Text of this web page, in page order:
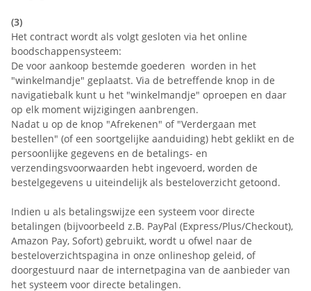
(3)
Het contract wordt als volgt gesloten via het online
boodschappensysteem:
De voor aankoop bestemde goederen worden in het
"winkelmandje" geplaatst. Via de betreffende knop in de
navigatiebalk kunt u het "winkelmandje" oproepen en daar
op elk moment wijzigingen aanbrengen.
Nadat u op de knop "Afrekenen" of "Verdergaan met
bestellen" (of een soortgelijke aanduiding) hebt geklikt en de
persoonlijke gegevens en de betalings- en
verzendingsvoorwaarden hebt ingevoerd, worden de
bestelgegevens u uiteindelijk als besteloverzicht getoond.
Indien u als betalingswijze een systeem voor directe
betalingen (bijvoorbeeld z.B. PayPal (Express/Plus/Checkout),
Amazon Pay, Sofort) gebruikt, wordt u ofwel naar de
besteloverzichtspagina in onze onlineshop geleid, of
doorgestuurd naar de internetpagina van de aanbieder van
het systeem voor directe betalingen.